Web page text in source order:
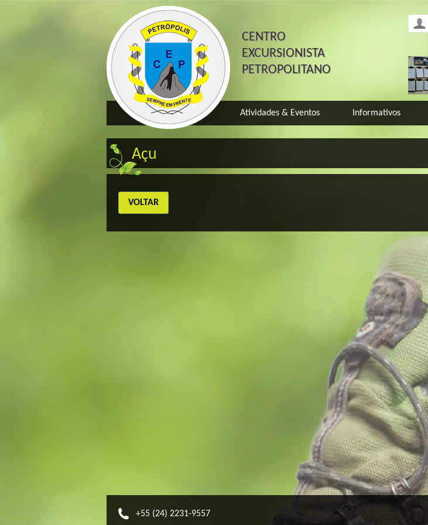
CENTRO
EXCURSIONISTA
PETROPOLITANO
Atividades & Eventos Informativos
Açu
VOLTAR
+55 (24) 2231-9557